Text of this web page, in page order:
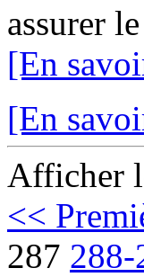
assurer
[En
[En
Afficher
<<
287 288-